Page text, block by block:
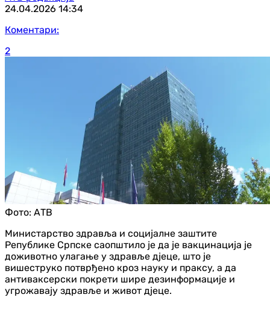
24.04.2026 14:34
Коментари:
2
Фото: АТВ
Министарство здравља и социјалне заштите
Републике Српске саопштило је да је вакцинација је
доживотно улагање у здравље д‌јеце, што је
вишеструко потврђено кроз науку и праксу, а да
антиваксерски покрети шире дезинформације и
угрожавају здравље и живот д‌јеце.